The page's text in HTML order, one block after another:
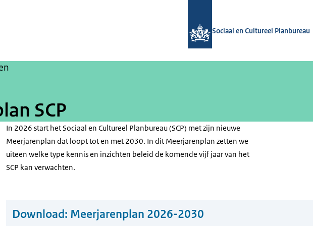
Sociaal en Cultureel Planbureau
SCP
In 2026 start het Sociaal en Cultureel Planbureau (SCP) met zijn nieuwe
Meerjarenplan dat loopt tot en met 2030. In dit Meerjarenplan zetten we
uiteen welke type kennis en inzichten beleid de komende vijf jaar van het
SCP kan verwachten.
Download: Meerjarenplan 2026-2030